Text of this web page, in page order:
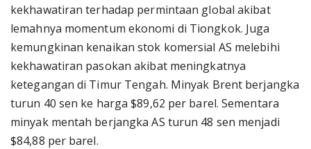
kekhawatiran terhadap permintaan global akibat
lemahnya momentum ekonomi di Tiongkok. Juga
kemungkinan kenaikan stok komersial AS melebihi
kekhawatiran pasokan akibat meningkatnya
ketegangan di Timur Tengah. Minyak Brent berjangka
turun 40 sen ke harga $89,62 per barel. Sementara
minyak mentah berjangka AS turun 48 sen menjadi
$84,88 per barel.